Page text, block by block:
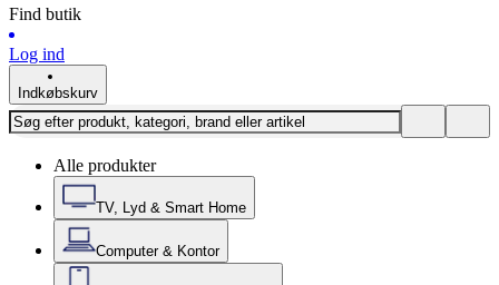
Find butik
Log ind
Indkøbskurv
Alle produkter
TV, Lyd & Smart Home
Computer & Kontor